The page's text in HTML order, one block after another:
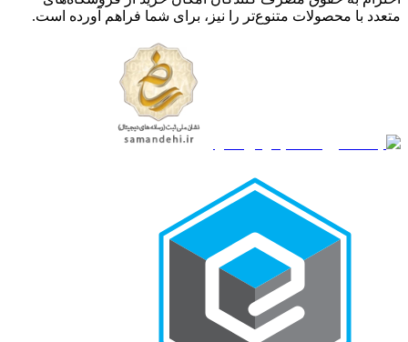
متعدد با محصولات متنوع‌تر را نیز، برای شما فراهم آورده است.